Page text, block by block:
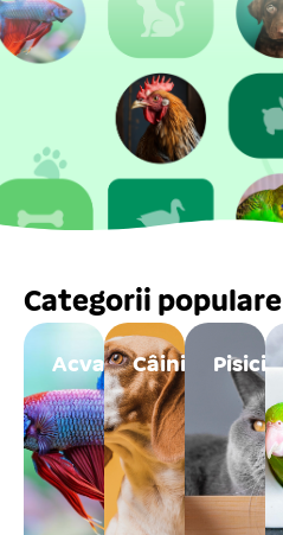
Categorii populare
Acvaristică
Câini Pisici